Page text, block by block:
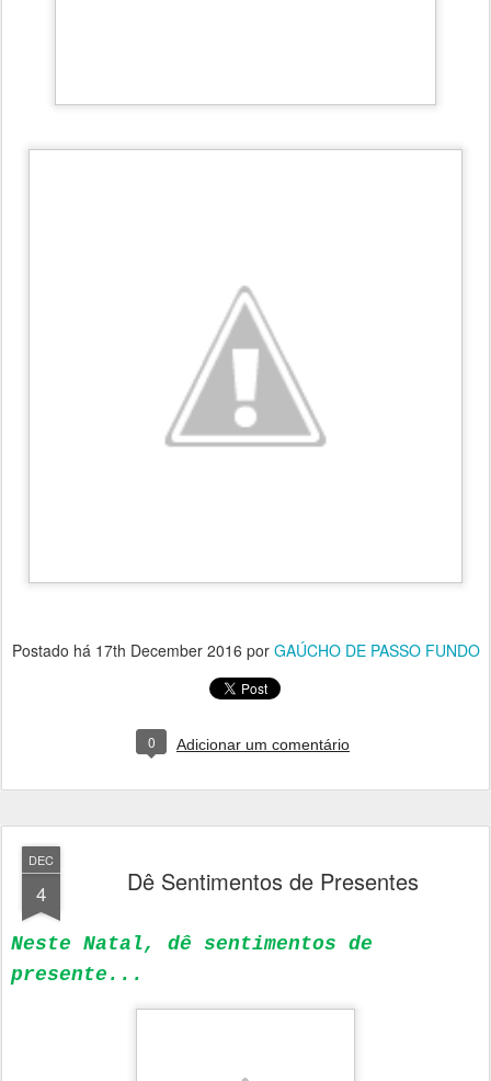
Postado há 17th December 2016 por GAÚCHO DE PASSO FUNDO
0 Adicionar um comentário
DEC
4 Dê Sentimentos de Presentes
Neste Natal, dê sentimentos de
presente...